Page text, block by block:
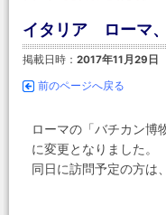
イタリア ローマ
掲載日時： 2017年11月29日
前のページへ戻る
ローマの「バチカン博
に変更となりました。
同日に訪問予定の方は